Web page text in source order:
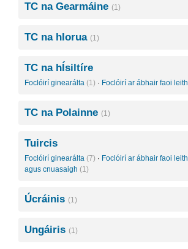
TC na Gearmáine (1)
TC na hIorua (1)
TC na hÍsiltíre
Foclóirí ginearálta (1) · Foclóirí ar ábhair faoi leith
TC na Polainne (1)
Tuircis
Foclóirí ginearálta (7) · Foclóirí ar ábhair faoi leith
agus cnuasaigh (1)
Úcráinis (1)
Ungáiris (1)